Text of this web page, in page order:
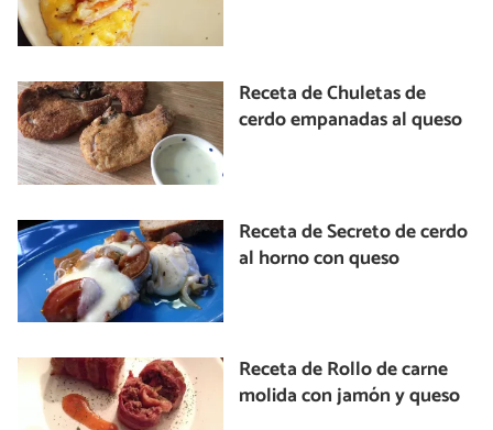
Receta de Chuletas de
cerdo empanadas al queso
Receta de Secreto de cerdo
al horno con queso
Receta de Rollo de carne
molida con jamón y queso